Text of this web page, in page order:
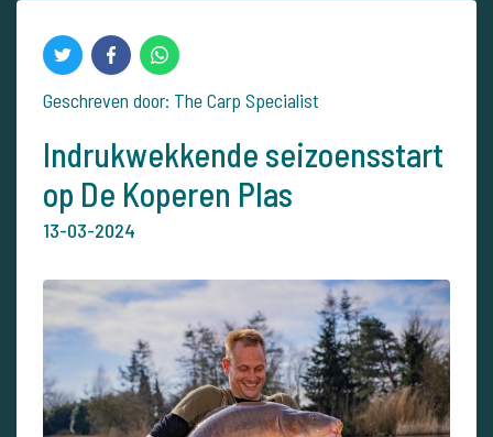
Geschreven door: The Carp Specialist
Indrukwekkende seizoensstart
op De Koperen Plas
13-03-2024